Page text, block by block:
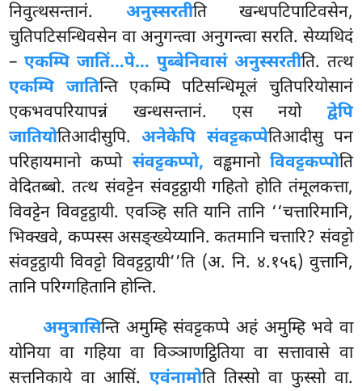
निवुत्थसन्तानं. अनुस्सरतीति खन्धपटिपाटिवसेन,
चुतिपटिसन्धिवसेन वा अनुगन्त्वा अनुगन्त्वा सरति. सेय्यथिदं
–एकम्पि जातिं…पे… पुब्बेनिवासं अनुस्सरतीति. तत्थ
एकम्पि जातिन्ति एकम्पि पटिसन्धिमूलं चुतिपरियोसानं
एकभवपरियापन्नं खन्धसन्तानं. एस नयो द्वेपि
जातियोतिआदीसुपि.अनेकेपि संवट्टकप्पेतिआदीसु पन
परिहायमानो कप्पो संवट्टकप्पो, वड्ढमानो विवट्टकप्पोति
वेदितब्बो. तत्थ संवट्टेन संवट्टट्ठायी गहितो होति तंमूलकत्ता,
विवट्टेन विवट्टट्ठायी. एवञ्हि सति यानि तानि ‘‘चत्तारिमानि,
भिक्खवे, कप्पस्स असङ्ख्येय्यानि. कतमानि चत्तारि? संवट्टो
संवट्टट्ठायी विवट्टो विवट्टट्ठायी’’ति (अ. नि. ४.१५६) वुत्तानि,
तानि परिग्गहितानि होन्ति.
अमुत्रासिन्ति अमुम्हि संवट्टकप्पे अहं अमुम्हि भवे वा
योनिया वा गहिया वा विञ्ञाणट्ठितिया वा सत्तावासे वा
सत्तनिकाये वा आसिं. एवंनामोति तिस्सो वा फुस्सो वा.